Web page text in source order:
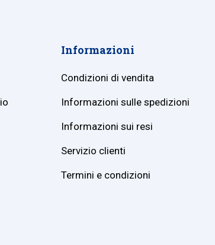
Informazioni
Condizioni di vendita
Informazioni sulle spedizioni
Informazioni sui resi
Servizio clienti
Termini e condizioni